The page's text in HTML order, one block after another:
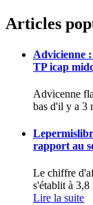
Articles
Advicienne
TP icap
Advicenne
bas d'il y a 3
rapport au
Le chiffre
s'établit à
Lire la suite